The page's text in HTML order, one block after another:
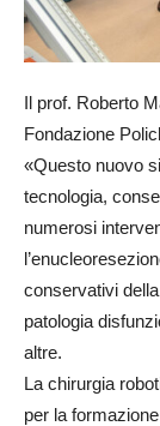
Il prof. Roberto
Fondazione
«Questo nuovo
tecnologia,
numerosi
conservativi
patologia
altre.
La chirurgia
per la